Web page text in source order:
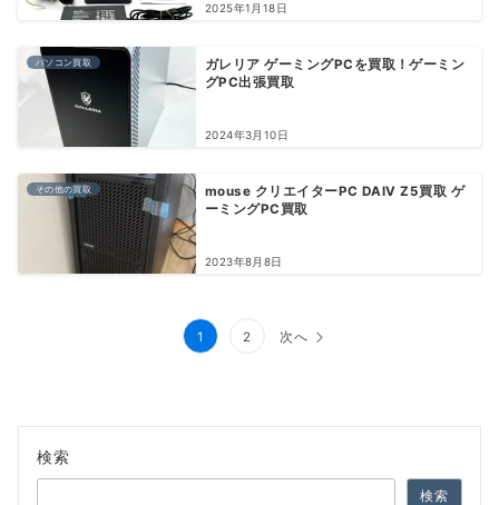
2025年1月18日
パソコン買取
ガレリア ゲーミングPCを買取！ゲーミン
グPC出張買取
2024年3月10日
その他の買取
mouse クリエイターPC DAIV Z5買取 ゲ
ーミングPC買取
2023年8月8日
ペ
ー
1 2 次へ
検索
検索